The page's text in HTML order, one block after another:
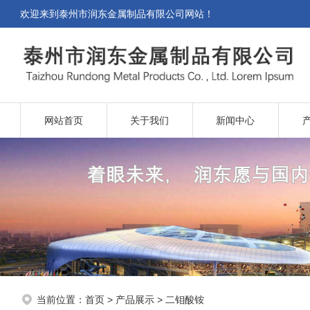
欢迎来到泰州市润东金属制品有限公司网站 ！
网站首页 关于我们 新闻中心
当前位置：首页 > 产品展示 > 二钼酸铵